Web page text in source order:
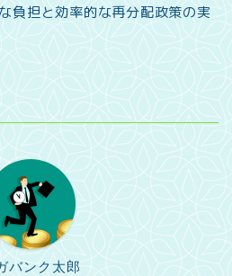
負担と効率的な再分配政策の実
バンク太郎